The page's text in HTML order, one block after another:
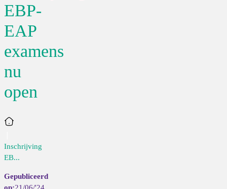
EBP-
EAP
examens
nu
open
Home
Inschrijving
EB...
21/06/'24